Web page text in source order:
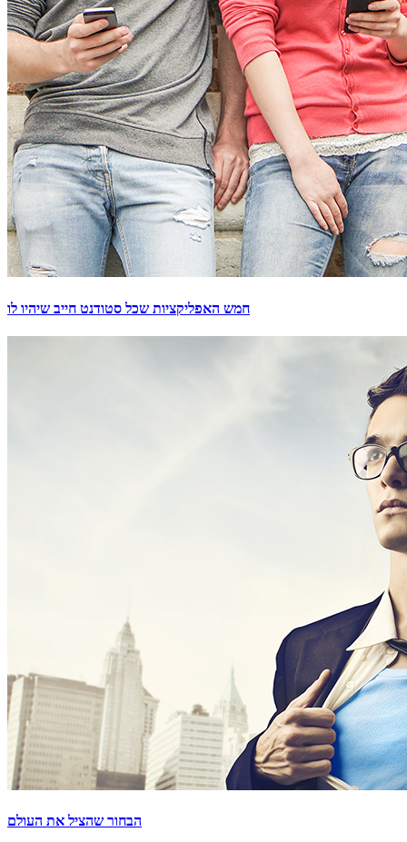
חמש האפליקציות שכל סטודנט חייב שיהיו לו
הבחור שהציל את העולם